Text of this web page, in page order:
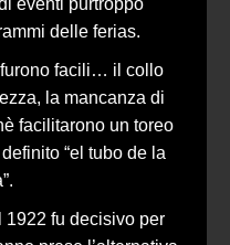
eventi purtroppo
delle ferias.
facili… il collo
la mancanza di
facilitarono un toreo
“el tubo de la
1922 fu decisivo per